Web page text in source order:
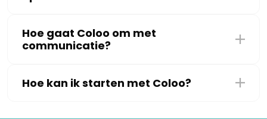
Hoe gaat Coloo om met
communicatie?
Hoe kan ik starten met Coloo?